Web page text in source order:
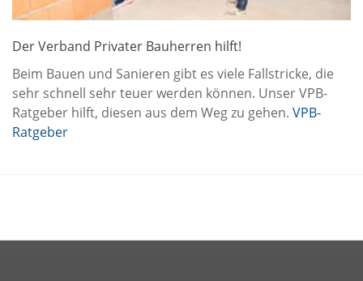
Der Verband Privater Bauherren hilft!
Beim Bauen und Sanieren gibt es viele Fallstricke, die
sehr schnell sehr teuer werden können. Unser VPB-
Ratgeber hilft, diesen aus dem Weg zu gehen. VPB-
Ratgeber